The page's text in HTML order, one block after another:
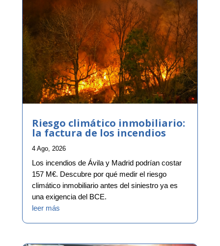
Riesgo climático inmobiliario:
la factura de los incendios
4 Ago, 2026
Los incendios de Ávila y Madrid podrían costar
157 M€. Descubre por qué medir el riesgo
climático inmobiliario antes del siniestro ya es
una exigencia del BCE.
leer más